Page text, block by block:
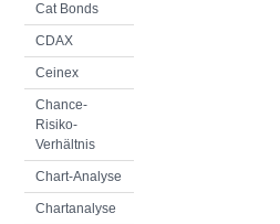
Cat Bonds
CDAX
Ceinex
Chance-
Risiko-
Verhältnis
Chart-Analyse
Chartanalyse